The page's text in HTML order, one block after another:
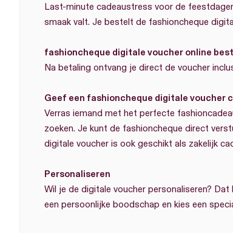
Last-minute cadeaustress voor de
smaak valt. Je bestelt de fashioncheque
fashioncheque digitale voucher online
Na betaling ontvang je direct de voucher
Geef een fashioncheque digitale voucher
Verras iemand met het perfecte
zoeken. Je kunt de fashioncheque direct
digitale voucher is ook geschikt als zakelijk
Personaliseren
Wil je de digitale voucher personaliseren?
een persoonlijke boodschap en kies een